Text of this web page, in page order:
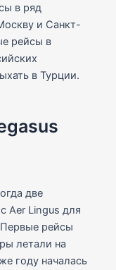
в ряд
и Санкт-
рейсы в
в Турции.
две
Aer Lingus для
рейсы
летали на
году началась